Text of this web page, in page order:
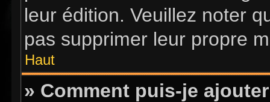
leur édition. Veuillez noter
pas supprimer leur propre
Haut
» Comment puis-je